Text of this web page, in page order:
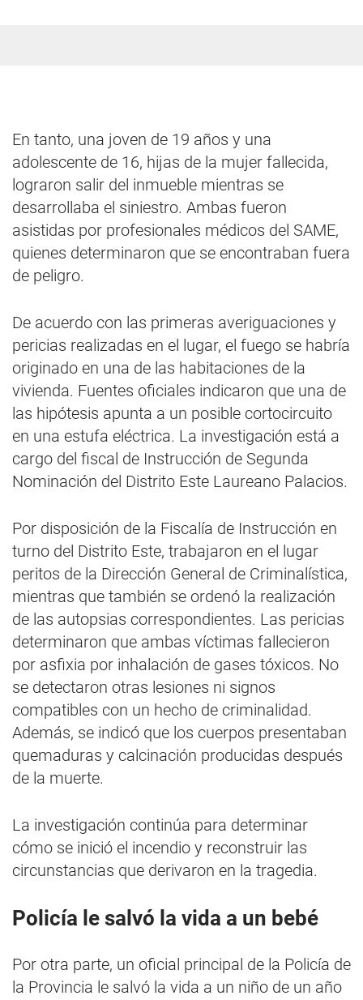
En tanto, una joven de 19 años y una
adolescente de 16, hijas de la mujer fallecida,
lograron salir del inmueble mientras se
desarrollaba el siniestro. Ambas fueron
asistidas por profesionales médicos del SAME,
quienes determinaron que se encontraban fuera
de peligro.
De acuerdo con las primeras averiguaciones y
pericias realizadas en el lugar, el fuego se habría
originado en una de las habitaciones de la
vivienda. Fuentes oficiales indicaron que una de
las hipótesis apunta a un posible cortocircuito
en una estufa eléctrica. La investigación está a
cargo del fiscal de Instrucción de Segunda
Nominación del Distrito Este Laureano Palacios.
Por disposición de la Fiscalía de Instrucción en
turno del Distrito Este, trabajaron en el lugar
peritos de la Dirección General de Criminalística,
mientras que también se ordenó la realización
de las autopsias correspondientes. Las pericias
determinaron que ambas víctimas fallecieron
por asfixia por inhalación de gases tóxicos. No
se detectaron otras lesiones ni signos
compatibles con un hecho de criminalidad.
Además, se indicó que los cuerpos presentaban
quemaduras y calcinación producidas después
de la muerte.
La investigación continúa para determinar
cómo se inició el incendio y reconstruir las
circunstancias que derivaron en la tragedia.
Policía le salvó la vida a un bebé
Por otra parte, un oficial principal de la Policía de
la Provincia le salvó la vida a un niño de un año